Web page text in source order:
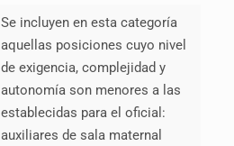
Se incluyen en esta categoría
aquellas posiciones cuyo nivel
de exigencia, complejidad y
autonomía son menores a las
establecidas para el oficial:
auxiliares de sala maternal